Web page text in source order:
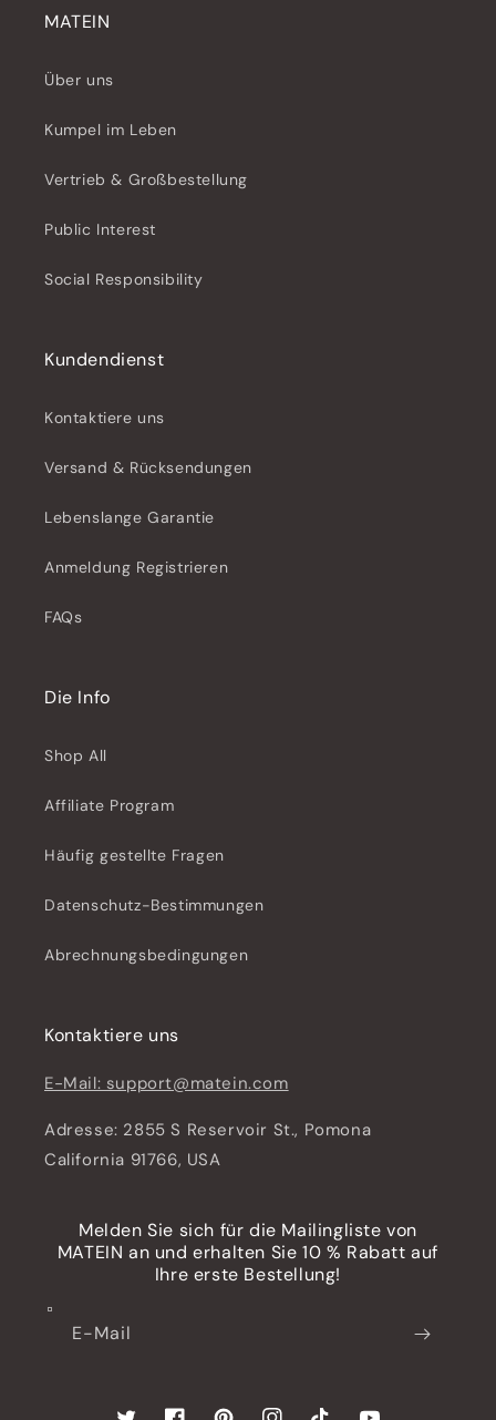
MATEIN
Über uns
Kumpel im Leben
Vertrieb & Großbestellung
Public Interest
Social Responsibility
Kundendienst
Kontaktiere uns
Versand & Rücksendungen
Lebenslange Garantie
Anmeldung Registrieren
FAQs
Die Info
Shop All
Affiliate Program
Häufig gestellte Fragen
Datenschutz-Bestimmungen
Abrechnungsbedingungen
Kontaktiere uns
E-Mail: support@matein.com
Adresse: 2855 S Reservoir St., Pomona
California 91766, USA
Melden Sie sich für die Mailingliste von
MATEIN an und erhalten Sie 10 % Rabatt auf
Ihre erste Bestellung!
E-Mail